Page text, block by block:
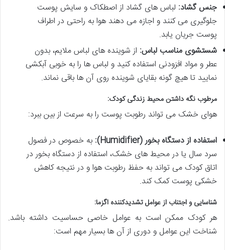
جنس گشاد: لباس های گشاد از اصطکاک و سایش پوست
جلوگیری می کنند و اجازه می دهند هوا به راحتی در اطراف
پوست جریان یابد.
شستشوی مناسب لباس: از شوینده های لباس ملایم، بدون
عطر و مواد افزودنی استفاده کنید و لباس ها را به خوبی آبکشی
نمایید تا هیچ گونه بقایای شوینده روی آن ها باقی نماند.
مرطوب نگه داشتن محیط زندگی کودک:
هوای خشک می تواند رطوبت پوست را به سرعت از بین ببرد:
استفاده از دستگاه بخور (Humidifier):
به خصوص در فصول
سرد سال یا در محیط های خشک، استفاده از دستگاه بخور در
اتاق کودک می تواند به حفظ رطوبت هوا و در نتیجه کاهش
خشکی پوست کمک کند.
شناسایی و اجتناب از عوامل تشدیدکننده اگزما:
هر کودک ممکن است به عوامل خاصی حساسیت داشته باشد.
شناخت این عوامل و دوری از آن ها بسیار مهم است: